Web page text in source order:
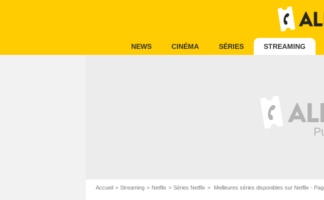
NEWS CINÉMA SÉRIES STREAMING
Accueil Streaming Netflix Séries Netflix Meilleures séries disponibles sur Netflix -